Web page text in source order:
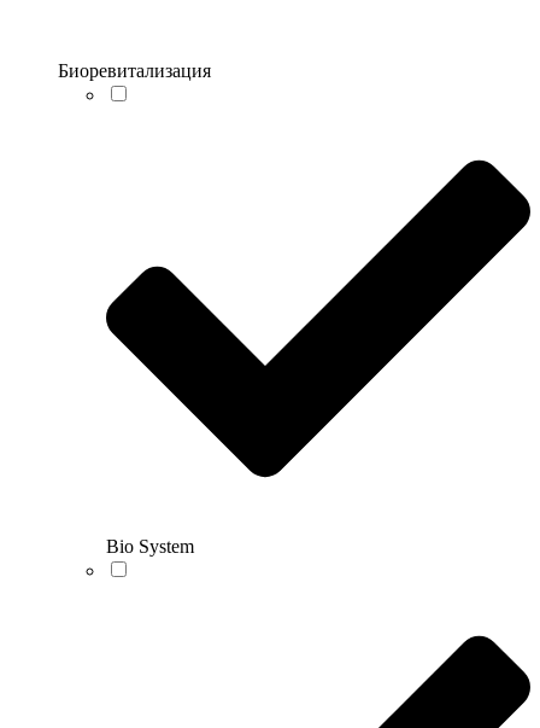
Биоревитализация
Bio System